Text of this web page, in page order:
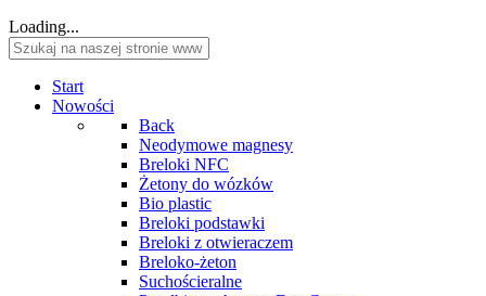
Loading...
Start
Nowości
Back
Neodymowe magnesy
Breloki NFC
Żetony do wózków
Bio plastic
Breloki podstawki
Breloki z otwieraczem
Breloko-żeton
Suchościeralne